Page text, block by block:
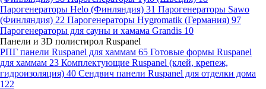
Парогенераторы Helo (Финляндия) 31 Парогенераторы Sawo
(Финляндия) 22 Парогенераторы Hygromatik (Германия) 97
Парогенераторы для сауны и хамама Grandis 10
Панели и 3D полистирол Ruspanel
РПГ панели Ruspanel для хаммам 65 Готовые формы Ruspanel
для хаммам 23 Комплектующие Ruspanel (клей, крепеж,
гидроизоляция) 40 Сендвич панели Ruspanel для отделки дома
122